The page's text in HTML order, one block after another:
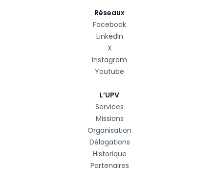
Réseaux
Facebook
LinkedIn
X
Instagram
Youtube
L’UPV
Services
Missions
Organisation
Délagations
Historique
Partenaires